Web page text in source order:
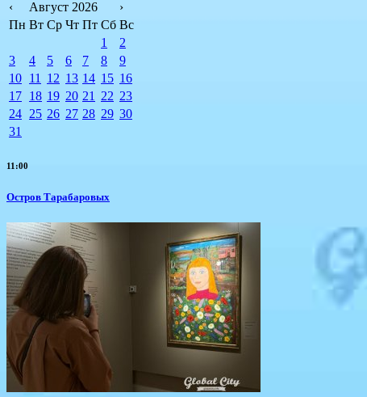
‹
Август 2026
›
Пн Вт Ср Чт Пт Сб Вс
1
2
3
4 5 6 7 8
9
10 11 12 13 14 15 16
17 18 19 20 21 22 23
24 25 26 27 28 29 30
31
11:00
Остров Тарабаровых